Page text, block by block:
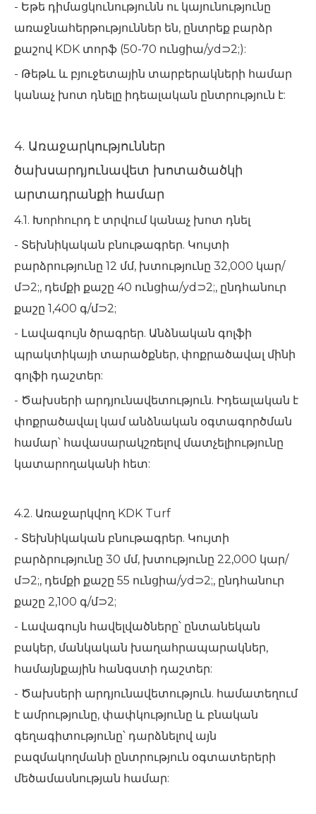
- Եթե դիմացկունությունն ու կայունությունը
առաջնահերթություններ են, ընտրեք բարձր
քաշով KDK տորֆ (50-70 ունցիա/yd⊃2;):
- Թեթև և բյուջետային տարբերակների համար
կանաչ խոտ դնելը իդեալական ընտրություն է:
4. Առաջարկություններ
ծախսարդյունավետ խոտածածկի
արտադրանքի համար
4.1. Խորհուրդ է տրվում կանաչ խոտ դնել
- Տեխնիկական բնութագրեր. Կույտի
բարձրությունը 12 մմ, խտությունը 32,000 կար/
մ⊃2;, դեմքի քաշը 40 ունցիա/yd⊃2;, ընդհանուր
քաշը 1,400 գ/մ⊃2;
- Լավագույն ծրագրեր. Անձնական գոլֆի
պրակտիկայի տարածքներ, փոքրածավալ մինի
գոլֆի դաշտեր:
- Ծախսերի արդյունավետություն. Իդեալական է
փոքրածավալ կամ անձնական օգտագործման
համար՝ հավասարակշռելով մատչելիությունը
կատարողականի հետ:
4.2. Առաջարկվող KDK Turf
- Տեխնիկական բնութագրեր. Կույտի
բարձրությունը 30 մմ, խտությունը 22,000 կար/
մ⊃2;, դեմքի քաշը 55 ունցիա/yd⊃2;, ընդհանուր
քաշը 2,100 գ/մ⊃2;
- Լավագույն հավելվածները՝ ընտանեկան
բակեր, մանկական խաղահրապարակներ,
համայնքային հանգստի դաշտեր:
- Ծախսերի արդյունավետություն. համատեղում
է ամրությունը, փափկությունը և բնական
գեղագիտությունը՝ դարձնելով այն
բազմակողմանի ընտրություն օգտատերերի
մեծամասնության համար: